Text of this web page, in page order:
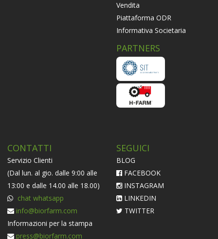
Vendita
Piattaforma ODR
Informativa Societaria
PARTNERS
CONTATTI
Servizio Clienti
(Dal lun. al gio. dalle 9:00 alle
13:00 e dalle 14.00 alle 18.00)
chat whatsapp
info@biorfarm.com
Informazioni per la stampa
press@biorfarm.com
SEGUICI
BLOG
FACEBOOK
INSTAGRAM
LINKEDIN
TWITTER